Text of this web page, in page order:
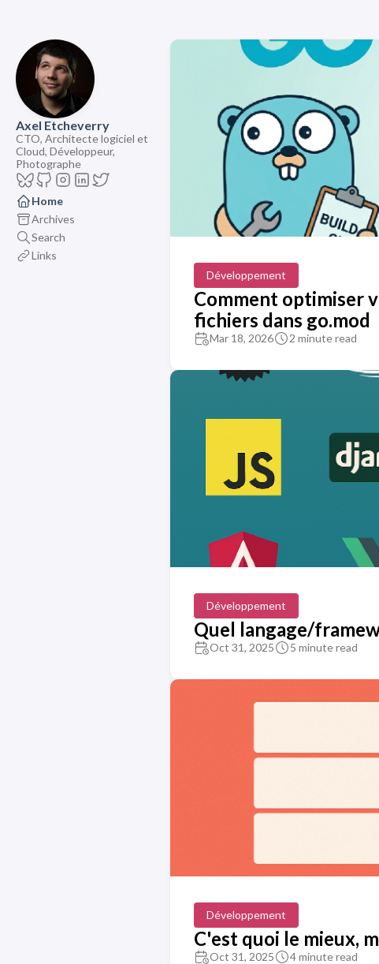
Axel Etcheverry
CTO, Architecte logiciel et
Cloud, Développeur,
Photographe
Home
Archives
Search
Links
Développement
Comment optimiser
fichiers dans go.mod
Mar 18, 2026 2 minute read
Développement
Quel langage/
Oct 31, 2025 5 minute read
Développement
C'est quoi le mieux,
Oct 31, 2025 4 minute read